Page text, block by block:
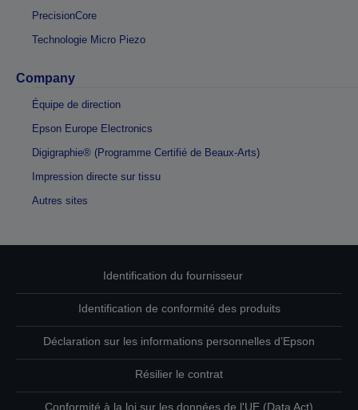
PrecisionCore
Technologie Micro Piezo
Company
Équipe de direction
Epson Europe Electronics
Digigraphie® (Programme Certifié de Beaux-Arts)
Impression directe sur tissu
Autres sites
Identification du fournisseur
Identification de conformité des produits
Déclaration sur les informations personnelles d’Epson
Résilier le contrat
Conformité à la loi sur les données de l'UE (Data Act)